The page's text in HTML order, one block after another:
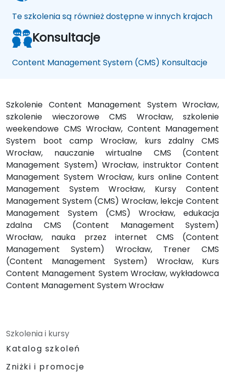
Te szkolenia są również dostępne w innych krajach
Konsultacje
Content Management System (CMS) Konsultacje
Szkolenie Content Management System Wrocław,
szkolenie wieczorowe CMS Wrocław, szkolenie
weekendowe CMS Wrocław, Content Management
System boot camp Wrocław, kurs zdalny CMS
Wrocław, nauczanie wirtualne CMS (Content
Management System) Wrocław, instruktor Content
Management System Wrocław, kurs online Content
Management System Wrocław, Kursy Content
Management System (CMS) Wrocław, lekcje Content
Management System (CMS) Wrocław, edukacja
zdalna CMS (Content Management System)
Wrocław, nauka przez internet CMS (Content
Management System) Wrocław, Trener CMS
(Content Management System) Wrocław, Kurs
Content Management System Wrocław, wykładowca
Content Management System Wrocław
Szkolenia i kursy
Katalog szkoleń
Zniżki i promocje